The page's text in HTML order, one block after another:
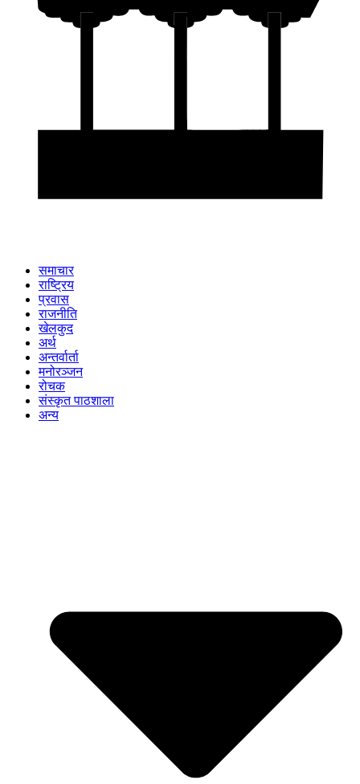
समाचार
राष्ट्रिय
प्रवास
राजनीति
खेलकुद
अर्थ
अन्तर्वार्ता
मनोरञ्जन
रोचक
संस्कृत पाठशाला
अन्य